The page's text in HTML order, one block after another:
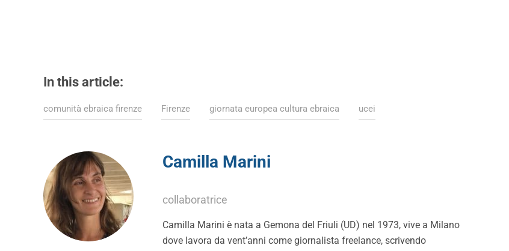
In this article:
comunità ebraica firenze Firenze giornata europea cultura ebraica ucei
Camilla Marini
collaboratrice
Camilla Marini è nata a Gemona del Friuli (UD) nel 1973, vive a Milano
dove lavora da vent’anni come giornalista freelance, scrivendo